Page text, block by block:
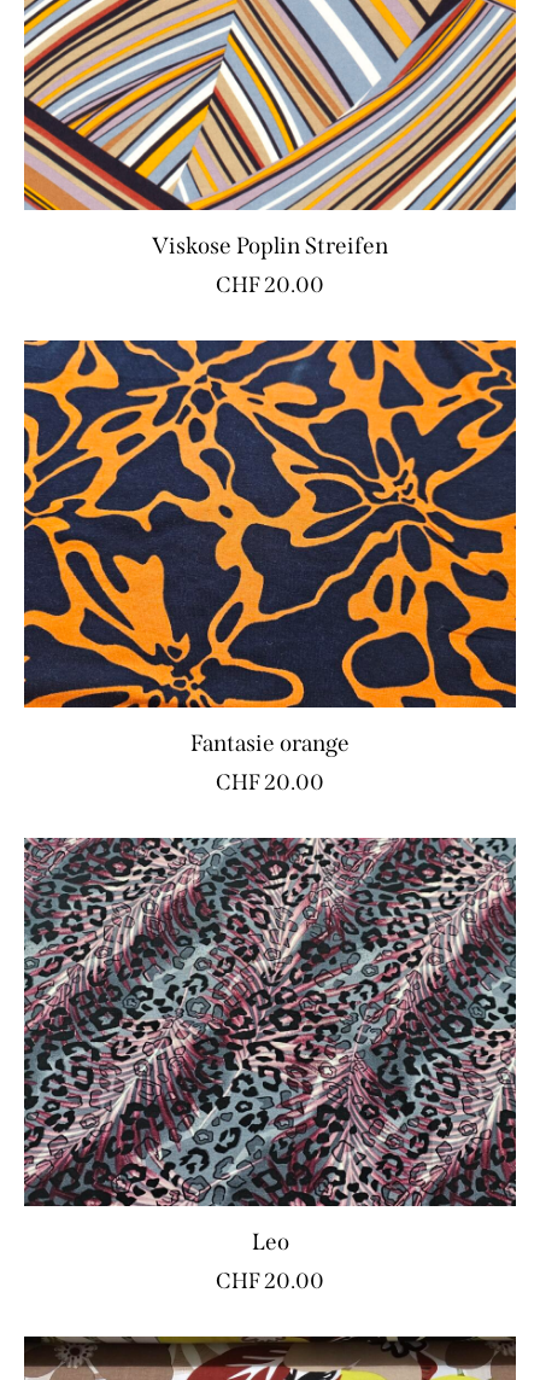
Viskose Poplin Streifen
CHF20.00
Fantasie orange
CHF20.00
Leo
CHF20.00